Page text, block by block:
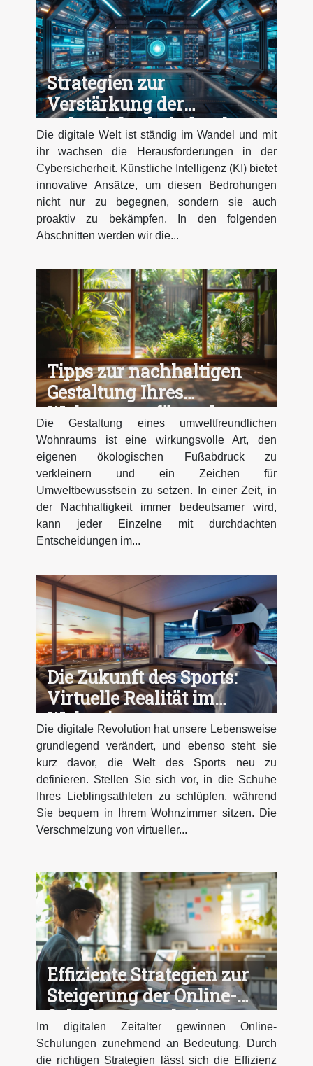
Strategien zur
Verstärkung der
Cybersicherheit durch KI-
Technologien
Die digitale Welt ist ständig im Wandel und mit
ihr wachsen die Herausforderungen in der
Cybersicherheit. Künstliche Intelligenz (KI) bietet
innovative Ansätze, um diesen Bedrohungen
nicht nur zu begegnen, sondern sie auch
proaktiv zu bekämpfen. In den folgenden
Abschnitten werden wir die...
Tipps zur nachhaltigen
Gestaltung Ihres
Wohnraums für mehr
Umweltbewusstsein
Die Gestaltung eines umweltfreundlichen
Wohnraums ist eine wirkungsvolle Art, den
eigenen ökologischen Fußabdruck zu
verkleinern und ein Zeichen für
Umweltbewusstsein zu setzen. In einer Zeit, in
der Nachhaltigkeit immer bedeutsamer wird,
kann jeder Einzelne mit durchdachten
Entscheidungen im...
Die Zukunft des Sports:
Virtuelle Realität im
Wohnzimmer
Die digitale Revolution hat unsere Lebensweise
grundlegend verändert, und ebenso steht sie
kurz davor, die Welt des Sports neu zu
definieren. Stellen Sie sich vor, in die Schuhe
Ihres Lieblingsathleten zu schlüpfen, während
Sie bequem in Ihrem Wohnzimmer sitzen. Die
Verschmelzung von virtueller...
Effiziente Strategien zur
Steigerung der Online-
Schulungsergebnisse
Im digitalen Zeitalter gewinnen Online-
Schulungen zunehmend an Bedeutung. Durch
die richtigen Strategien lässt sich die Effizienz